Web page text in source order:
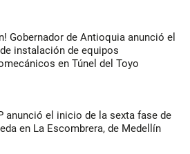
Gobernador de Antioquia anunció el
instalación de equipos
en Túnel del Toyo
anunció el inicio de la sexta fase de
en La Escombrera, de Medellín